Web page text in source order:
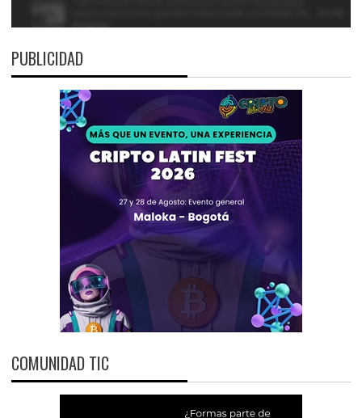
PUBLICIDAD
COMUNIDAD TIC